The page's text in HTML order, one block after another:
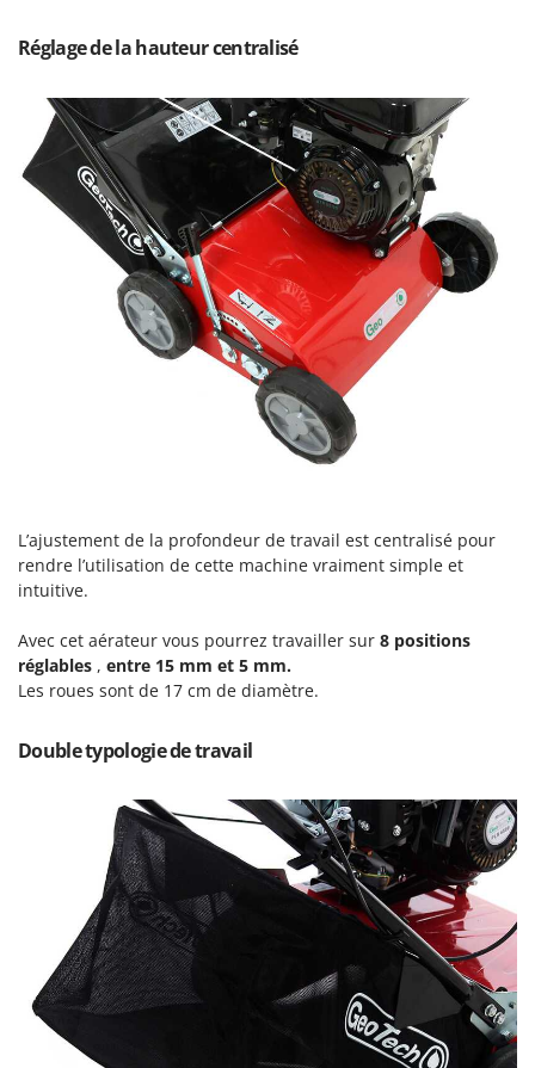
Marcato
Master
Mastercook
Masterpro
McCulloch
Michelin
Mowox
MTD
N
New O.M.R.A.
Nilfisk
Novatec
NuAir
NuovaFac
Officine Savioli
Oliviero
Olix
OMA
Réglage de la hauteur centralisé
L’ajustement de la profondeur de travail est centralisé pour
rendre l’utilisation de cette machine vraiment simple et
intuitive.
Avec cet aérateur vous pourrez travailler sur 8 positions
réglables , entre 15 mm et 5 mm.
Les roues sont de 17 cm de diamètre.
Double typologie de travail